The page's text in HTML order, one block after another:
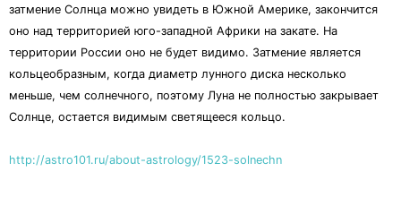
затмение Солнца можно увидеть в Южной Америке, закончится
оно над территорией юго-западной Африки на закате. На
территории России оно не будет видимо. Затмение является
кольцеобразным, когда диаметр лунного диска несколько
меньше, чем солнечного, поэтому Луна не полностью закрывает
Солнце, остается видимым светящееся кольцо.
http://astro101.ru/about-astrology/1523-solnechn